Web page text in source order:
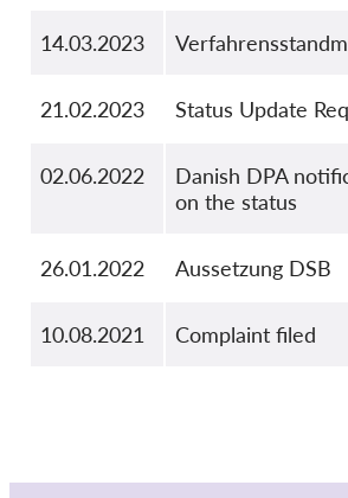
14.03.2023
21.02.2023 Status Update
02.06.2022
Danish DPA
on the status
26.01.2022 Aussetzung DSB
10.08.2021 Complaint filed